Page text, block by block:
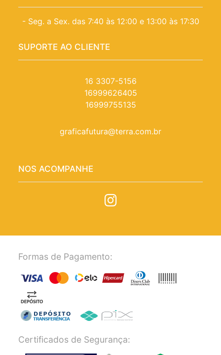
- Seg. a Sex. das 7:40 às 12:00 e 13:00 às 17:30
SUPORTE AO CLIENTE
16 3307-5156
16999626405
16999755135
graficafutura@terra.com.br
NOS ACOMPANHE
Formas de Pagamento:
Certificados de Segurança: